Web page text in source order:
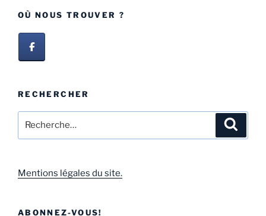
OÙ NOUS TROUVER ?
RECHERCHER
Mentions légales du site.
ABONNEZ-VOUS!